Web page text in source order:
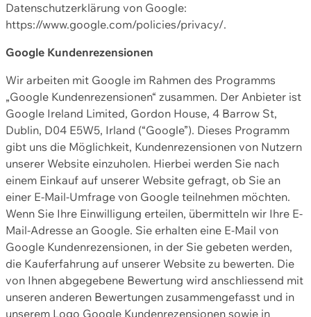
Datenschutzerklärung von Google:
https://www.google.com/policies/privacy/.
Google Kundenrezensionen
Wir arbeiten mit Google im Rahmen des Programms
„Google Kundenrezensionen“ zusammen. Der Anbieter ist
Google Ireland Limited, Gordon House, 4 Barrow St,
Dublin, D04 E5W5, Irland (“Google”). Dieses Programm
gibt uns die Möglichkeit, Kundenrezensionen von Nutzern
unserer Website einzuholen. Hierbei werden Sie nach
einem Einkauf auf unserer Website gefragt, ob Sie an
einer E-Mail-Umfrage von Google teilnehmen möchten.
Wenn Sie Ihre Einwilligung erteilen, übermitteln wir Ihre E-
Mail-Adresse an Google. Sie erhalten eine E-Mail von
Google Kundenrezensionen, in der Sie gebeten werden,
die Kauferfahrung auf unserer Website zu bewerten. Die
von Ihnen abgegebene Bewertung wird anschliessend mit
unseren anderen Bewertungen zusammengefasst und in
unserem Logo Google Kundenrezensionen sowie in